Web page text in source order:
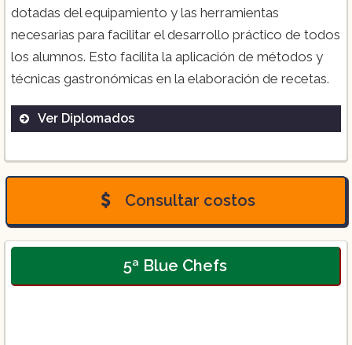
dotadas del equipamiento y las herramientas
necesarias para facilitar el desarrollo práctico de todos
los alumnos. Esto facilita la aplicación de métodos y
técnicas gastronómicas en la elaboración de recetas.
Ver Diplomados
Diplomado de Chef Repostero ($500):
Diplomado en Panadería ($4.450):
Consultar costos
5ª Blue Chefs